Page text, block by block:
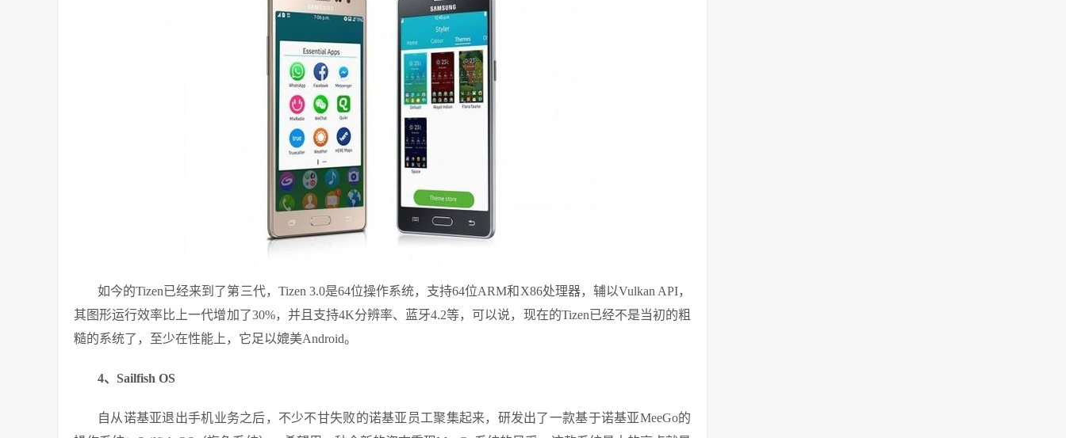
如今的Tizen已经来到了第三代，Tizen 3.0是64位操作系统，支持64位ARM和X86处理器，辅以Vulkan API，
其图形运行效率比上一代增加了30%，并且支持4K分辨率、蓝牙4.2等，可以说，现在的Tizen已经不是当初的粗
糙的系统了，至少在性能上，它足以媲美Android。
4、Sailfish OS
自从诺基亚退出手机业务之后，不少不甘失败的诺基亚员工聚集起来，研发出了一款基于诺基亚MeeGo的